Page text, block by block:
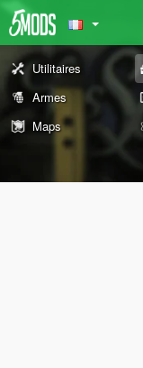
Utilitaires
Armes
Maps